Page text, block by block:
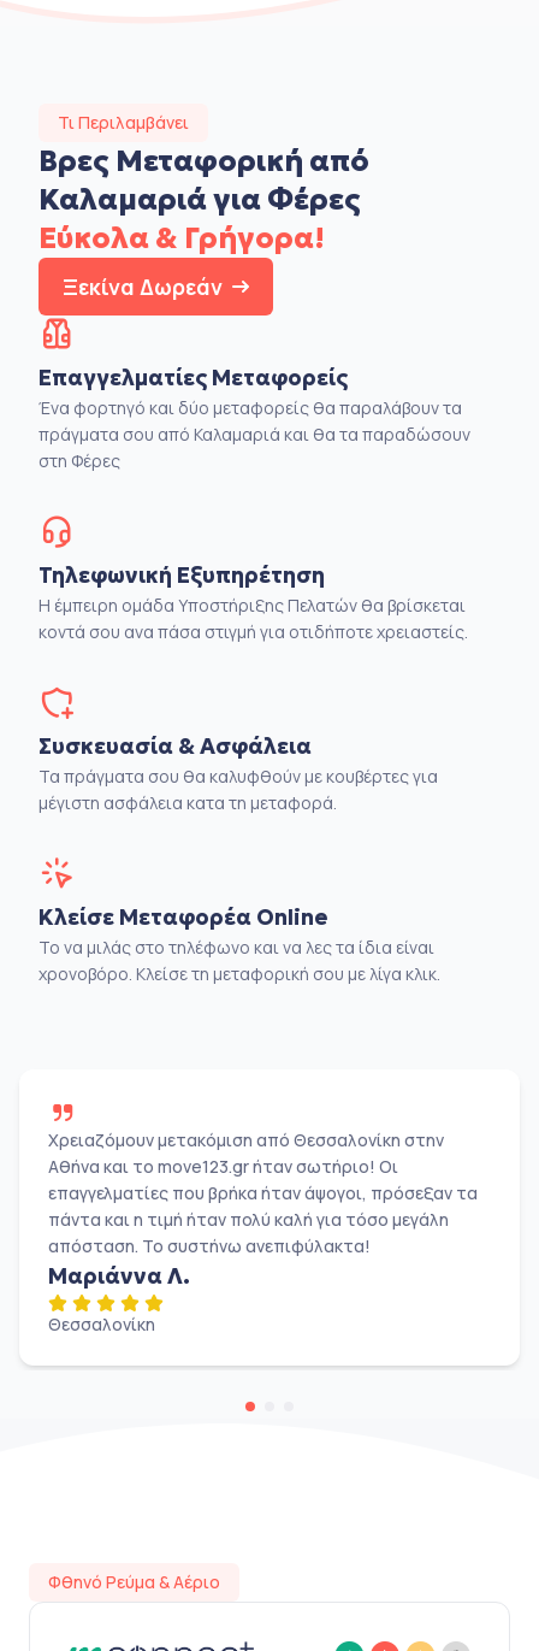
Τι Περιλαμβάνει
Βρες Μεταφορική από
Καλαμαριά για Φέρες
Εύκολα & Γρήγορα!
Ξεκίνα Δωρεάν
Επαγγελματίες Μεταφορείς
Ένα φορτηγό και δύο μεταφορείς θα παραλάβουν τα
πράγματα σου από Καλαμαριά και θα τα παραδώσουν
στη Φέρες
Τηλεφωνική Εξυπηρέτηση
Η έμπειρη ομάδα Υποστήριξης Πελατών θα βρίσκεται
κοντά σου ανα πάσα στιγμή για οτιδήποτε χρειαστείς.
Συσκευασία & Ασφάλεια
Τα πράγματα σου θα καλυφθούν με κουβέρτες για
μέγιστη ασφάλεια κατα τη μεταφορά.
Κλείσε Μεταφορέα Online
Το να μιλάς στο τηλέφωνο και να λες τα ίδια είναι
χρονοβόρο. Κλείσε τη μεταφορική σου με λίγα κλικ.
Χρειαζόμουν μετακόμιση από Θεσσαλονίκη στην
Αθήνα και το move123.gr ήταν σωτήριο! Οι
επαγγελματίες που βρήκα ήταν άψογοι, πρόσεξαν τα
πάντα και η τιμή ήταν πολύ καλή για τόσο μεγάλη
απόσταση. Το συστήνω ανεπιφύλακτα!
Μαριάννα Λ.
Θεσσαλονίκη
Φθηνό Ρεύμα & Αέριο